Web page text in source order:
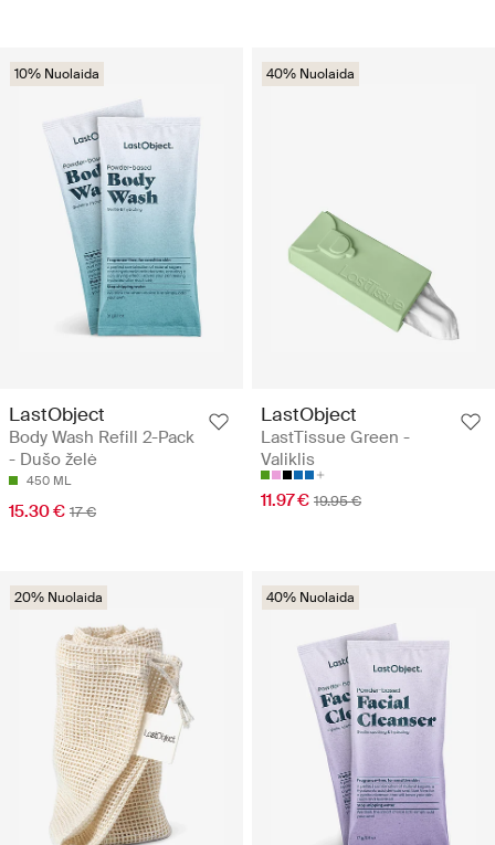
10% Nuolaida
LastObject
Body Wash Refill 2-Pack
- Dušo želė
450 ML
15.30 € 17 €
40% Nuolaida
LastObject
LastTissue Green -
Valiklis
11.97 € 19.95 €
20% Nuolaida 40% Nuolaida